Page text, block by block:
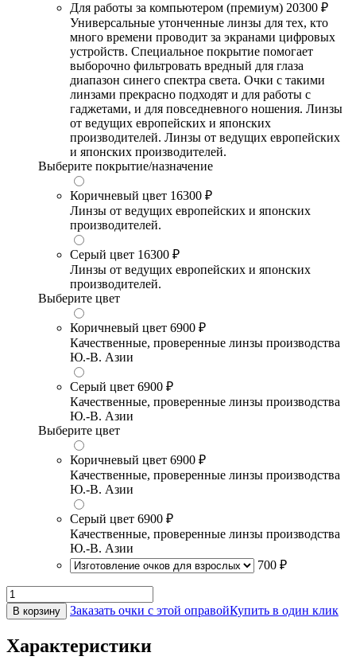
Для работы за компьютером (премиум) 20300 ₽
Универсальные утонченные линзы для тех, кто
много времени проводит за экранами цифровых
устройств. Специальное покрытие помогает
выборочно фильтровать вредный для глаза
диапазон синего спектра света. Очки с такими
линзами прекрасно подходят и для работы с
гаджетами, и для повседневного ношения. Линзы
от ведущих европейских и японских
производителей. Линзы от ведущих европейских
и японских производителей.
Выберите покрытие/назначение
Коричневый цвет 16300 ₽
Линзы от ведущих европейских и японских
производителей.
Серый цвет 16300 ₽
Линзы от ведущих европейских и японских
производителей.
Выберите цвет
Коричневый цвет 6900 ₽
Качественные, проверенные линзы производства
Ю.-В. Азии
Серый цвет 6900 ₽
Качественные, проверенные линзы производства
Ю.-В. Азии
Выберите цвет
Коричневый цвет 6900 ₽
Качественные, проверенные линзы производства
Ю.-В. Азии
Серый цвет 6900 ₽
Качественные, проверенные линзы производства
Ю.-В. Азии
700 ₽
В корзину Заказать очки с этой оправойКупить в один клик
Характеристики